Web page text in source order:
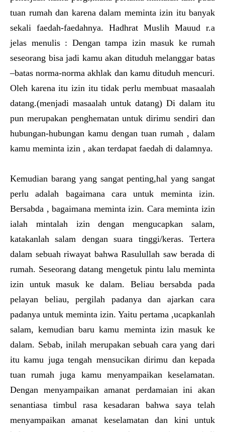
tuan rumah dan karena dalam meminta izin itu banyak
sekali faedah-faedahnya. Hadhrat Muslih Mauud r.a
jelas menulis : Dengan tampa izin masuk ke rumah
seseorang bisa jadi kamu akan dituduh melanggar batas
–batas norma-norma akhlak dan kamu dituduh mencuri.
Oleh karena itu izin itu tidak perlu membuat masaalah
datang.(menjadi masaalah untuk datang) Di dalam itu
pun merupakan penghematan untuk dirimu sendiri dan
hubungan-hubungan kamu dengan tuan rumah , dalam
kamu meminta izin , akan terdapat faedah di dalamnya.
Kemudian barang yang sangat penting,hal yang sangat
perlu adalah bagaimana cara untuk meminta izin.
Bersabda , bagaimana meminta izin. Cara meminta izin
ialah mintalah izin dengan mengucapkan salam,
katakanlah salam dengan suara tinggi/keras. Tertera
dalam sebuah riwayat bahwa Rasulullah saw berada di
rumah. Seseorang datang mengetuk pintu lalu meminta
izin untuk masuk ke dalam. Beliau bersabda pada
pelayan beliau, pergilah padanya dan ajarkan cara
padanya untuk meminta izin. Yaitu pertama ,ucapkanlah
salam, kemudian baru kamu meminta izin masuk ke
dalam. Sebab, inilah merupakan sebuah cara yang dari
itu kamu juga tengah mensucikan dirimu dan kepada
tuan rumah juga kamu menyampaikan keselamatan.
Dengan menyampaikan amanat perdamaian ini akan
senantiasa timbul rasa kesadaran bahwa saya telah
menyampaikan amanat keselamatan dan kini untuk